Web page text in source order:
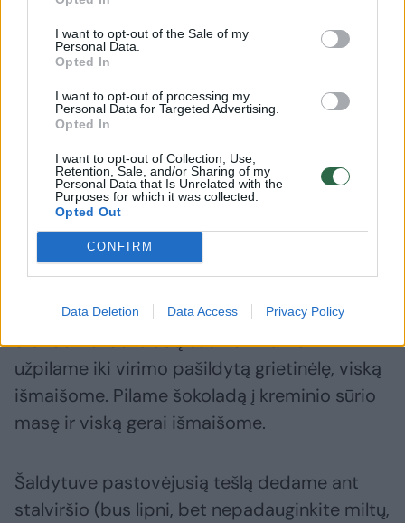
I want to opt-out of the Sale of my
Personal Data.
Opted In
I want to opt-out of processing my
Personal Data for Targeted Advertising.
Opted In
I want to opt-out of Collection, Use,
Retention, Sale, and/or Sharing of my
Personal Data that Is Unrelated with the
Purposes for which it was collected.
Opted Out
CONFIRM
Data Deletion Data Access Privacy Policy
cukrus ir medus ištirps. Tada sumažiname
ugnį ir beriame sodą į sviesto masę. Masė
lengvai suputos, tad visą laiką lengvai
maišome keletą minučių. Nukeliame indą nuo
puodo ir leidžiame keletą minučių masei
išmaišome. Supilame miltų ir kakavos mišinį,
vėl gerai išmaišome. Uždengiame ir dedame į
šaldytuvą 30 min.
kreminį sūrį bei grietinelę išsukame iki
standumo. Šokoladą susmulkiname ir
užpilame iki virimo pašildytą grietinėlę, viską
išmaišome. Pilame šokoladą į kreminio sūrio
masę ir viską gerai išmaišome.
Šaldytuve pastovėjusią tešlą dedame ant
stalviršio (bus lipni, bet nepadauginkite miltų,